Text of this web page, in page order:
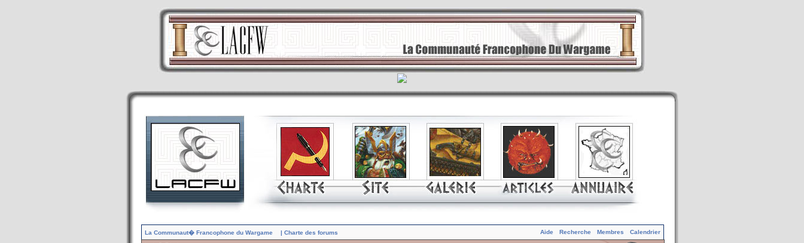
La Communaut� Francophone du Wargame | Charte des forums Aide Recherche Membres Calendrier